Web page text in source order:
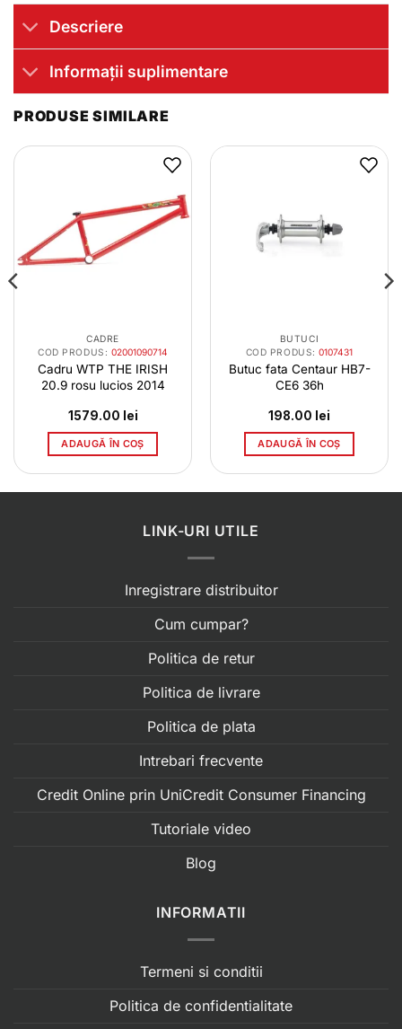
Descriere
Informații suplimentare
PRODUSE SIMILARE
CADRE
COD PRODUS: 02001090714
Cadru WTP THE IRISH
20.9 rosu lucios 2014
1579.00 lei
ADAUGĂ ÎN COȘ
BUTUCI
COD PRODUS:0107431
Butuc fata Centaur HB7-
CE6 36h
198.00 lei
ADAUGĂ ÎN COȘ
LINK-URI UTILE
Inregistrare distribuitor
Cum cumpar?
Politica de retur
Politica de livrare
Politica de plata
Intrebari frecvente
Credit Online prin UniCredit Consumer Financing
Tutoriale video
Blog
INFORMATII
Termeni si conditii
Politica de confidentialitate